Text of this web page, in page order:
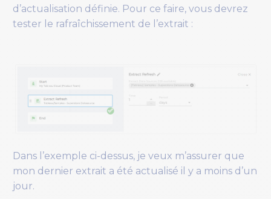
d’actualisation définie. Pour ce faire, vous devrez
tester le rafraîchissement de l’extrait :
Dans l’exemple ci-dessus, je veux m’assurer que
mon dernier extrait a été actualisé il y a moins d’un
jour.